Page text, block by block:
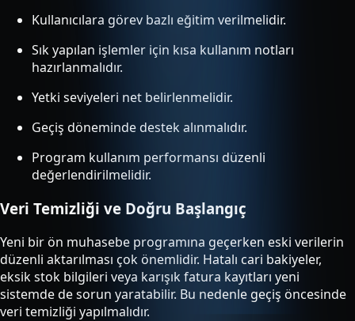
Kullanıcılara görev bazlı eğitim verilmelidir.
Sık yapılan işlemler için kısa kullanım notları
hazırlanmalıdır.
Yetki seviyeleri net belirlenmelidir.
Geçiş döneminde destek alınmalıdır.
Program kullanım performansı düzenli
değerlendirilmelidir.
Veri Temizliği ve Doğru Başlangıç
Yeni bir ön muhasebe programına geçerken eski verilerin
düzenli aktarılması çok önemlidir. Hatalı cari bakiyeler,
eksik stok bilgileri veya karışık fatura kayıtları yeni
sistemde de sorun yaratabilir. Bu nedenle geçiş öncesinde
veri temizliği yapılmalıdır.